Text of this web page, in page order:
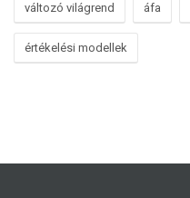
változó világrend áfa
értékelési modellek